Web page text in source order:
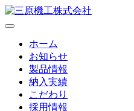
toggle
navigationホーム
お知らせ
製品情報
納入実績
こだわり
採用情報